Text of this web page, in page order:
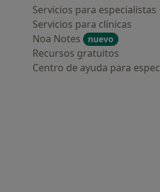
Servicios para especialistas
Servicios para clínicas
Noa Notes
nuevo
Recursos gratuitos
Centro de ayuda para